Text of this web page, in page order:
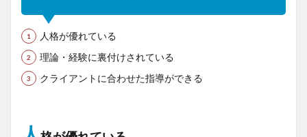
人格が優れている
理論・経験に裏付けされている
クライアントに合わせた指導ができる